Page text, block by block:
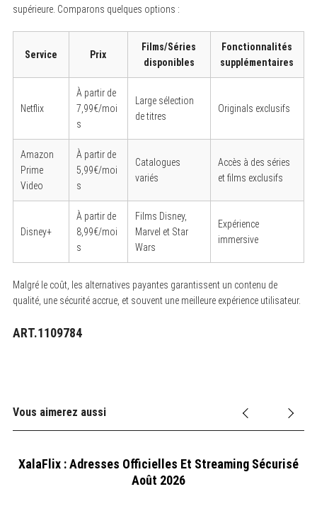
supérieure. Comparons quelques options :
Service Prix
Films/Séries
disponibles
Fonctionnalités
supplémentaires
Netflix
À partir de
7,99€/moi
s
Large sélection
de titres
Originals exclusifs
Amazon
Prime
Video
À partir de
5,99€/moi
s
Catalogues
variés
Accès à des séries
et films exclusifs
Disney+
À partir de
8,99€/moi
s
Films Disney,
Marvel et Star
Wars
Expérience
immersive
Malgré le coût, les alternatives payantes garantissent un contenu de
qualité, une sécurité accrue, et souvent une meilleure expérience utilisateur.
ART.1109784
Vous aimerez aussi
XalaFlix : Adresses Officielles Et Streaming Sécurisé
Août 2026